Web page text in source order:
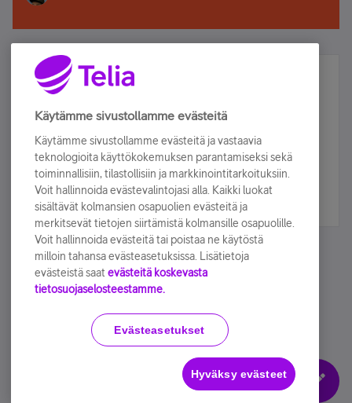
Älä jää paitsi – osallistu ja voita!
Tilaa Telian uutiskirje ja olet mukana arvonnassa.
sähköpostiisi.
Tilaa nyt
Käyttöehdot Accessibility statement
Evästeasetukset
Käytämme sivustollamme evästeitä
Käytämme sivustollamme evästeitä ja vastaavia
teknologioita käyttökokemuksen parantamiseksi sekä
toiminnallisiin, tilastollisiin ja markkinointitarkoituksiin.
Voit hallinnoida evästevalintojasi alla. Kaikki luokat
sisältävät kolmansien osapuolien evästeitä ja
merkitsevät tietojen siirtämistä kolmansille osapuolille.
Voit hallinnoida evästeitä tai poistaa ne käytöstä
milloin tahansa evästeasetuksissa. Lisätietoja
evästeistä saat evästeitä koskevasta
tietosuojaselosteestamme.
Evästeasetukset
Hyväksy evästeet